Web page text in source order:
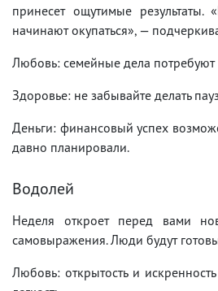
принесет ощутимые результаты.
начинают окупаться», —
Любовь: семейные дела потребуют
Здоровье: не забывайте делать
Деньги: финансовый успех
давно планировали.
Водолей
Неделя откроет перед вами
самовыражения. Люди будут
Любовь: открытость и